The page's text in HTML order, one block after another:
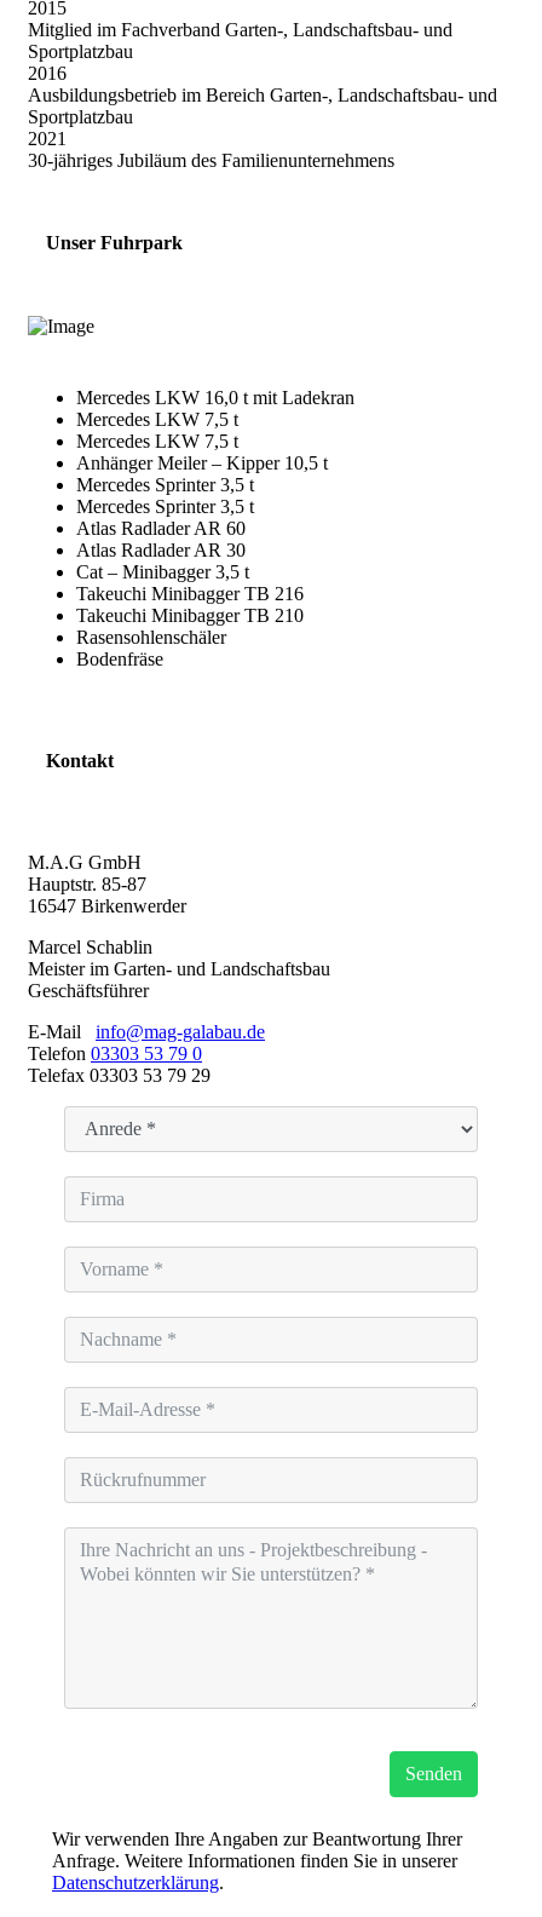
2015
Mitglied im Fachverband Garten-, Landschaftsbau- und
Sportplatzbau
2016
Ausbildungsbetrieb im Bereich Garten-, Landschaftsbau- und
Sportplatzbau
2021
30-jähriges Jubiläum des Familienunternehmens
Unser Fuhrpark
Mercedes LKW 16,0 t mit Ladekran
Mercedes LKW 7,5 t
Mercedes LKW 7,5 t
Anhänger Meiler – Kipper 10,5 t
Mercedes Sprinter 3,5 t
Mercedes Sprinter 3,5 t
Atlas Radlader AR 60
Atlas Radlader AR 30
Cat – Minibagger 3,5 t
Takeuchi Minibagger TB 216
Takeuchi Minibagger TB 210
Rasensohlenschäler
Bodenfräse
Kontakt
M.A.G GmbH
Hauptstr. 85-87
16547 Birkenwerder
Marcel Schablin
Meister im Garten- und Landschaftsbau
Geschäftsführer
E-Mail info@mag-galabau.de
Telefon 03303 53 79 0
Telefax 03303 53 79 29
Firma
Vorname
Nachname
Ihre
E-
Mail-
Adresse
Rückrufnummer
Ihre
Nachricht
Senden
Wir verwenden Ihre Angaben zur Beantwortung Ihrer
Anfrage. Weitere Informationen finden Sie in unserer
Datenschutzerklärung.